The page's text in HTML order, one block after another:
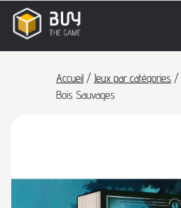
Accueil / Jeux par catégories /
Bois Sauvages